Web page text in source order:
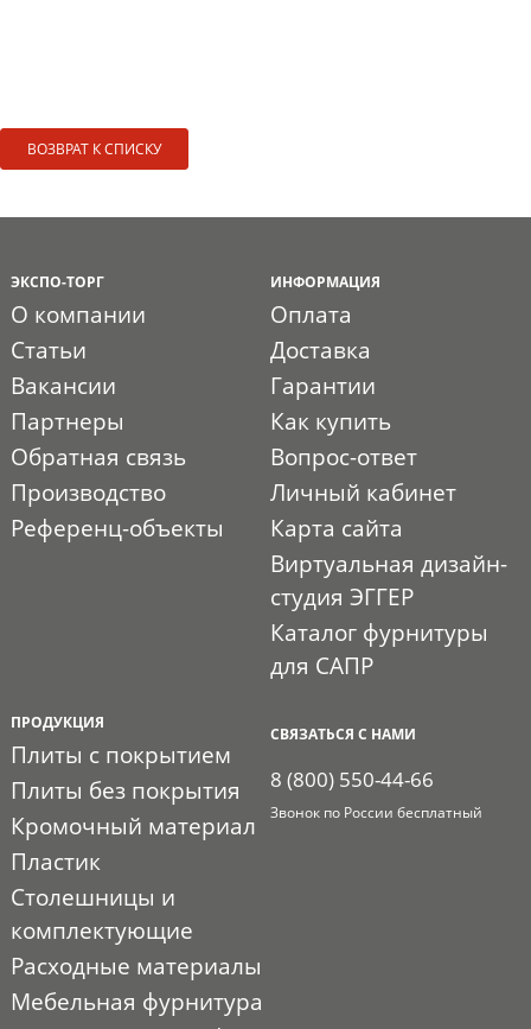
ВОЗВРАТ К СПИСКУ
ЭКСПО-ТОРГ
О компании
Статьи
Вакансии
Партнеры
Обратная связь
Производство
Референц-объекты
ИНФОРМАЦИЯ
Оплата
Доставка
Гарантии
Как купить
Вопрос-ответ
Личный кабинет
Карта сайта
Виртуальная дизайн-
студия ЭГГЕР
Каталог фурнитуры
для САПР
ПРОДУКЦИЯ
Плиты с покрытием
Плиты без покрытия
Кромочный материал
Пластик
Столешницы и
комплектующие
Расходные материалы
Мебельная фурнитура
СВЯЗАТЬСЯ С НАМИ
8 (800) 550-44-66
Звонок по России бесплатный